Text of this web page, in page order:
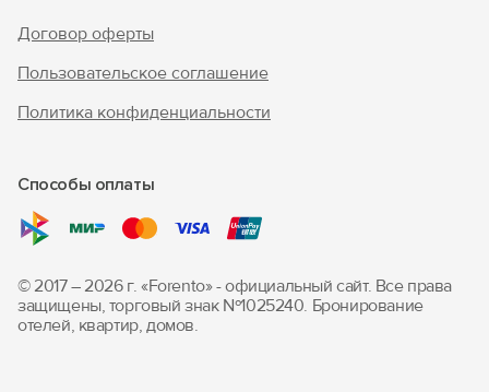
Договор оферты
Пользовательское соглашение
Политика конфиденциальности
Способы оплаты
© 2017 – 2026 г. «Forento» - официальный сайт. Все права
защищены, торговый знак Nº1025240. Бронирование
отелей, квартир, домов.